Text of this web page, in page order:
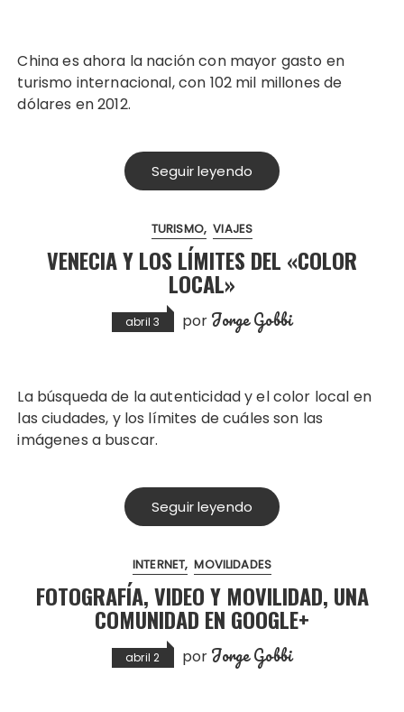
China es ahora la nación con mayor gasto en
turismo internacional, con 102 mil millones de
dólares en 2012.
Seguir leyendo
TURISMO VIAJES
VENECIA Y LOS LÍMITES DEL «COLOR
LOCAL»
abril 3 por Jorge Gobbi
La búsqueda de la autenticidad y el color local en
las ciudades, y los límites de cuáles son las
imágenes a buscar.
Seguir leyendo
INTERNET MOVILIDADES
FOTOGRAFÍA, VIDEO Y MOVILIDAD, UNA
COMUNIDAD EN GOOGLE+
abril 2 por Jorge Gobbi